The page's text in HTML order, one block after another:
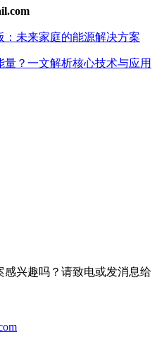
：未来家庭的能源解决方案
？一文解析核心技术与应用
兴趣吗？请致电或发消息给